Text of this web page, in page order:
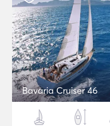
Bavaria Cruiser 46